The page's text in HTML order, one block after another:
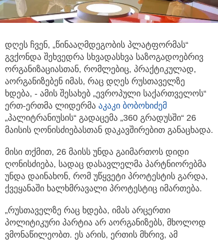
დღეს ჩვენ, „წინააღმდეგობის პლატფორმას“
გვქონდა შეხვედრა სხვადასხვა საზოგადოებრივ
ორგანიზაციასთან, რომლებიც, პრაქტიკულად,
აორგანიზებენ იმას, რაც დღეს რუსთაველზე
ხდება, - ამის შესახებ „ევროპული საქართველოს“
ერთ-ერთმა ლიდერმა აკაკი ბობოხიძემ
„პალიტრანიუსის“ გადაცემა „360 გრადუსში“ 26
მაისის ღონისძიებასთან დაკავშირებით განაცხადა.
მისი თქმით, 26 მაისს უნდა გაიმართოს დიდი
ღონისძიება, სადაც დასავლელმა პარტნიორებმა
უნდა დაინახონ, რომ უწყვეტი პროტესტის გარდა,
ქვეყანაში ხალხმრავალი პროტესტიც იმართება.
„რუსთაველზე რაც ხდება, იმას არცერთი
პოლიტიკური პარტია არ აორგანიზებს, მხოლოდ
ვმონაწილეობთ. ეს არის, ერთის მხრივ, ამ